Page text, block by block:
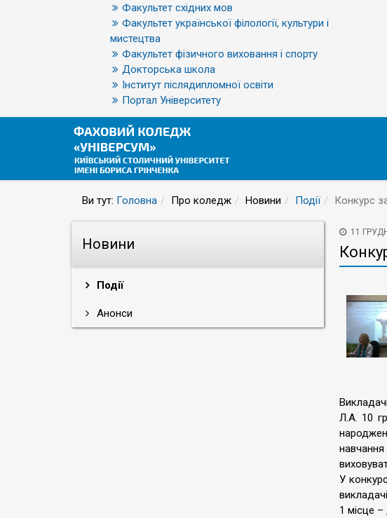
Факультет східних мов
Факультет української філології, культури і
мистецтва
Факультет фізичного виховання і спорту
Докторська школа
Інститут післядипломної освіти
Портал Університету
Ви тут: Головна Про коледж Новини Події Конкурс
Новини
Події
Анонси
11
Л.А. 10
У
1 місце